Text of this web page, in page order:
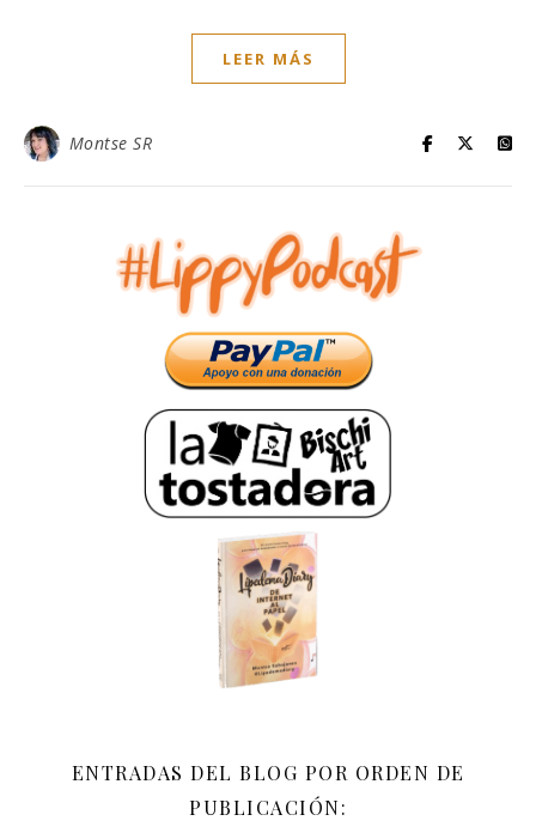
LEER MÁS
Montse SR
ENTRADAS DEL BLOG POR ORDEN DE
PUBLICACIÓN: